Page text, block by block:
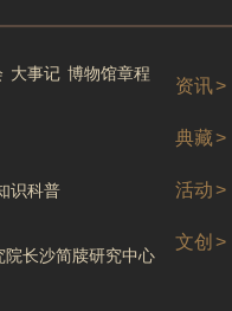
大事记 博物馆章程
资讯 >
典藏 >
识科普 活动 >
院长沙简牍研究中心
文创 >